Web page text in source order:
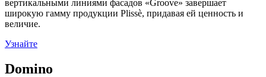
вертикальными линиями фасадов «Groove» завершает
широкую гамму продукции Plissè, придавая ей ценность и
величие.
Узнайте
Domino